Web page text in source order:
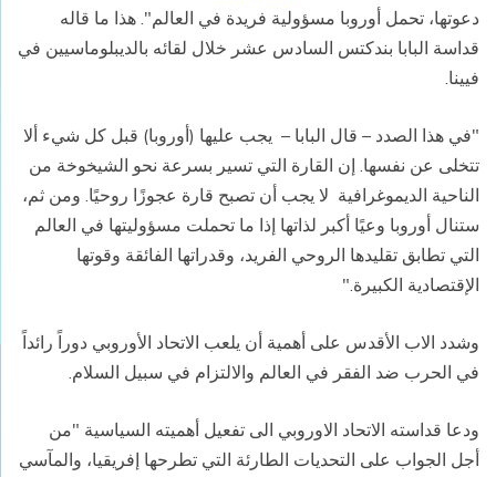
دعوتها، تحمل أوروبا مسؤولية فريدة في العالم". هذا ما قاله
قداسة البابا بندكتس السادس عشر خلال لقائه بالديبلوماسيين في
فيينا.
"في هذا الصدد – قال البابا – يجب عليها (أوروبا) قبل كل شيء ألا
تتخلى عن نفسها. إن القارة التي تسير بسرعة نحو الشيخوخة من
الناحية الديموغرافية لا يجب أن تصبح قارة عجوزًا روحيًا. ومن ثم،
ستنال أوروبا وعيًا أكبر لذاتها إذا ما تحملت مسؤوليتها في العالم
التي تطابق تقليدها الروحي الفريد، وقدراتها الفائقة وقوتها
الإقتصادية الكبيرة."
وشدد الاب الأقدس على أهمية أن يلعب الاتحاد الأوروبي دوراً رائداً
في الحرب ضد الفقر في العالم والالتزام في سبيل السلام.
ودعا قداسته الاتحاد الاوروبي الى تفعيل أهميته السياسية "من
أجل الجواب على التحديات الطارئة التي تطرحها إفريقيا، والمآسي